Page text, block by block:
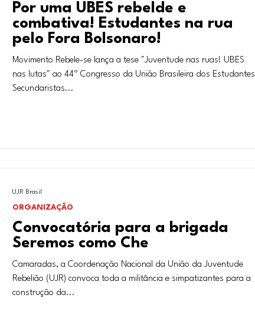
Por uma UBES rebelde e
combativa! Estudantes na rua
pelo Fora Bolsonaro!
Movimento Rebele-se lança a tese "Juventude nas ruas! UBES
nas lutas" ao 44º Congresso da União Brasileira dos Estudantes
Secundaristas...
Convocatória para a brigada
Seremos como Che
Camaradas, a Coordenação Nacional da União da Juventude
Rebelião (UJR) convoca toda a militância e simpatizantes para a
construção da...
ORGANIZAÇÃO
UJR Brasil